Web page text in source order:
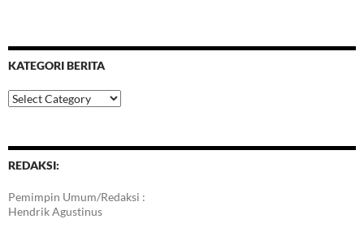
KATEGORI BERITA
Kategori
Berita
REDAKSI:
Pemimpin Umum/Redaksi :
Hendrik Agustinus